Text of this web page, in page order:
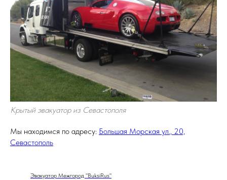
Крытый эвакуатор из Севастополя
Мы находимся по адресу: Большая Морская ул., 20,
Севастополь
Эвакуатор Межгород "BuksiRus"